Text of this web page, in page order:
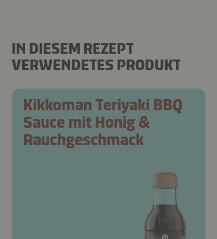
IN DIESEM REZEPT
VERWENDETES PRODUKT
Kikkoman Teriyaki BBQ
Sauce mit Honig &
Rauchgeschmack